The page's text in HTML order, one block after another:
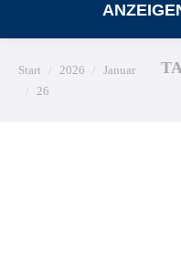
Sie befinden sich hier:
Start 2026
Januar
26